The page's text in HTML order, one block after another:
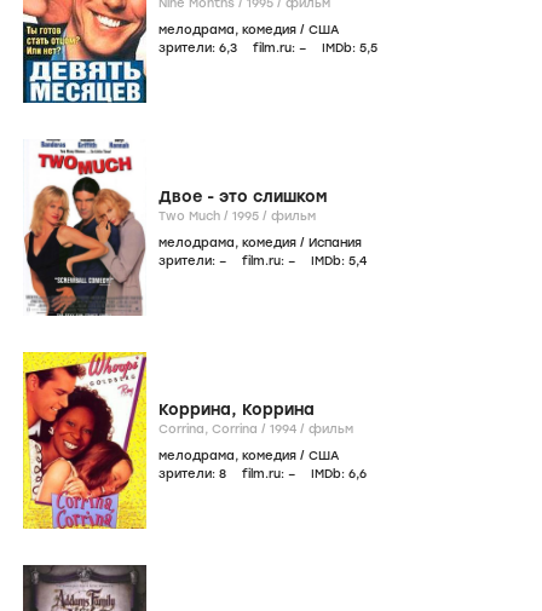
мелодрама, комедия / США
зрители: 6,3 film.ru: – IMDb: 5,5
Двое - это слишком
Two Much / 1995 / фильм
мелодрама, комедия / Испания
зрители: – film.ru: – IMDb: 5,4
Коррина, Коррина
Corrina, Corrina / 1994 / фильм
мелодрама, комедия / США
зрители: 8 film.ru: – IMDb: 6,6